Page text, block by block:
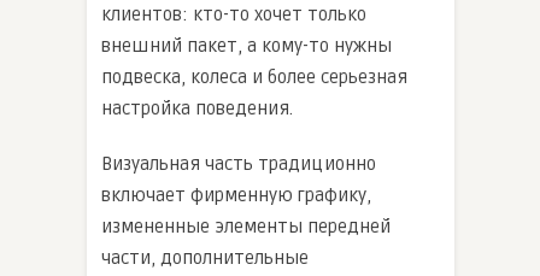
клиентов: кто-то хочет только
внешний пакет, а кому-то нужны
подвеска, колеса и более серьезная
настройка поведения.
Визуальная часть традиционно
включает фирменную графику,
измененные элементы передней
части, дополнительные